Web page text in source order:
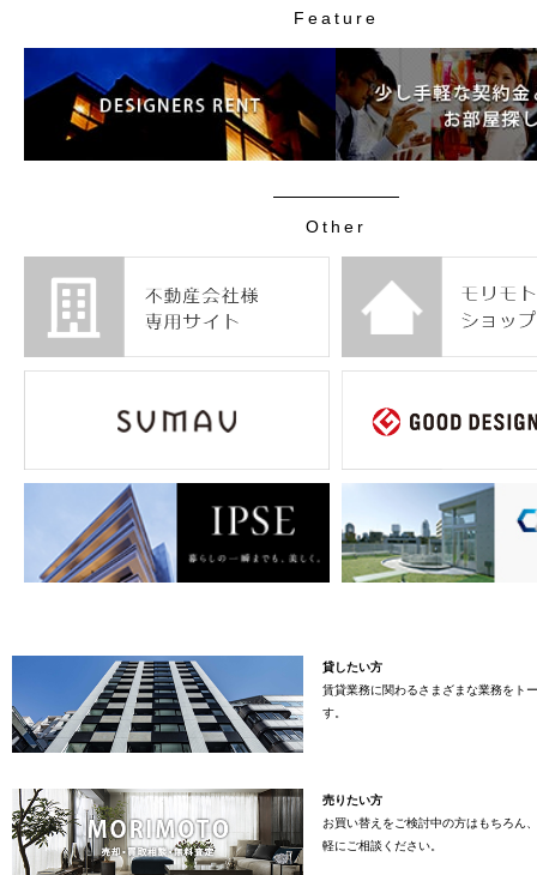
Feature
Other
貸したい方
賃貸業務に関わるさまざまな業務をト
す。
売りたい方
お買い替えをご検討中の方はもちろん
軽にご相談ください。